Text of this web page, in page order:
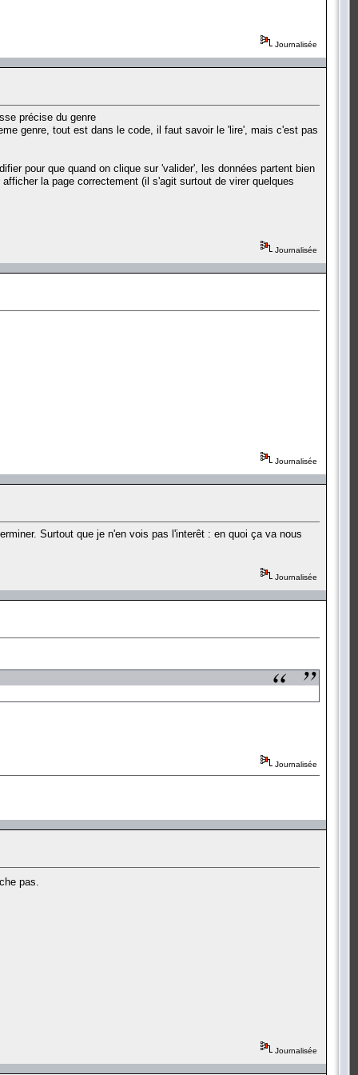
Journalisée
précise du genre
genre, tout est dans le code, il faut savoir le 'lire', mais c'est pas
pour que quand on clique sur 'valider', les données partent bien
la page correctement (il s'agit surtout de virer quelques
Journalisée
Journalisée
Surtout que je n'en vois pas l'interêt : en quoi ça va nous
Journalisée
Journalisée
pas.
Journalisée